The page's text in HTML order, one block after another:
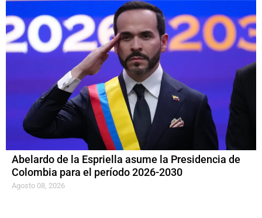
Abelardo de la Espriella asume la Presidencia de
Colombia para el período 2026-2030
Agosto 08, 2026